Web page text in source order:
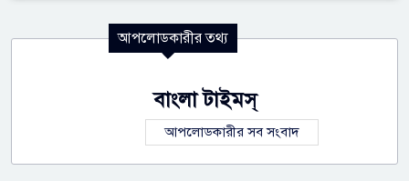
আপলোডকারীর তথ্য
বাংলা টাইমস্
আপলোডকারীর সব সংবাদ